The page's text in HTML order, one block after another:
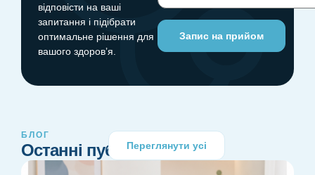
відповісти на ваші
запитання і підібрати
оптимальне рішення для
вашого здоров’я.
БЛОГ
Останні публікаціїПереглянути усі